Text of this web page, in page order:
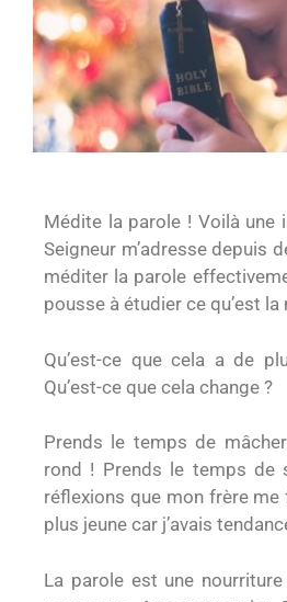
Médite la parole ! Voilà une
Seigneur m’adresse depuis
méditer la parole
pousse à étudier ce qu’est
Qu’est-ce que cela a de
Qu’est-ce que cela change ?
Prends le temps de
rond ! Prends le temps de
réflexions que mon frère me
plus jeune car j’avais
La parole est une